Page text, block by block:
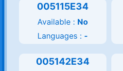
005115E34
Available : No
Languages : -
005142E34